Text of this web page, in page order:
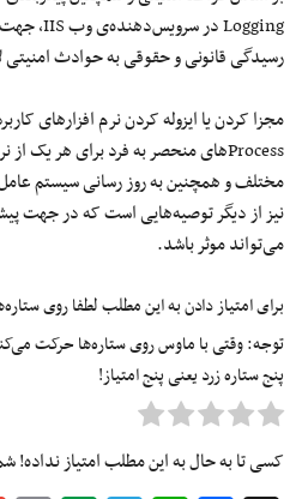
Logging در
سرویس‌دهنده‌یوب IIS، جهت بررسی و
رسیدگی قانونی و حقوقی به حوادث
مجزا کردن یا ایزوله کردننرمافزارهای
Processهایمنحصربهفردبرای هریکاز
مختلف و همچنینبهروزرسانیسیستم
نیز از دیگرتوصیه‌هاییاست که در جهت
می‌تواندموثر باشد.
برای امتیاز دادن به این مطلب لطفا روی
توجه: وقتی با ماوس روی ستاره‌ها حرکت
پنج ستاره زرد یعنی پنج امتیاز!
کسی تا به حال به این مطلب امتیاز نداده!